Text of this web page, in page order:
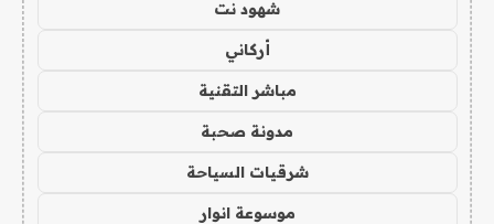
شهود نت
أركاني
مباشر التقنية
مدونة صحبة
شرقيات السياحة
موسوعة انوار